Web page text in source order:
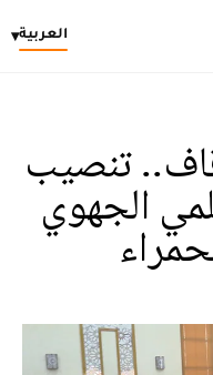
العربية▾
تنصيب
الجهوي